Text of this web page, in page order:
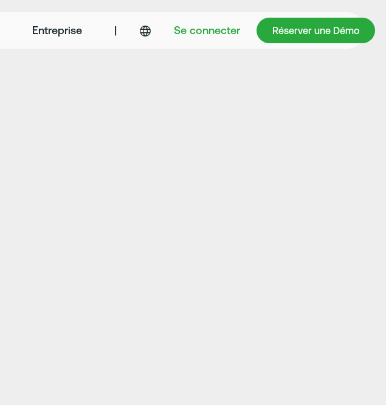
Entreprise | Se connecter Réserver une Démo
Réserver une Démo